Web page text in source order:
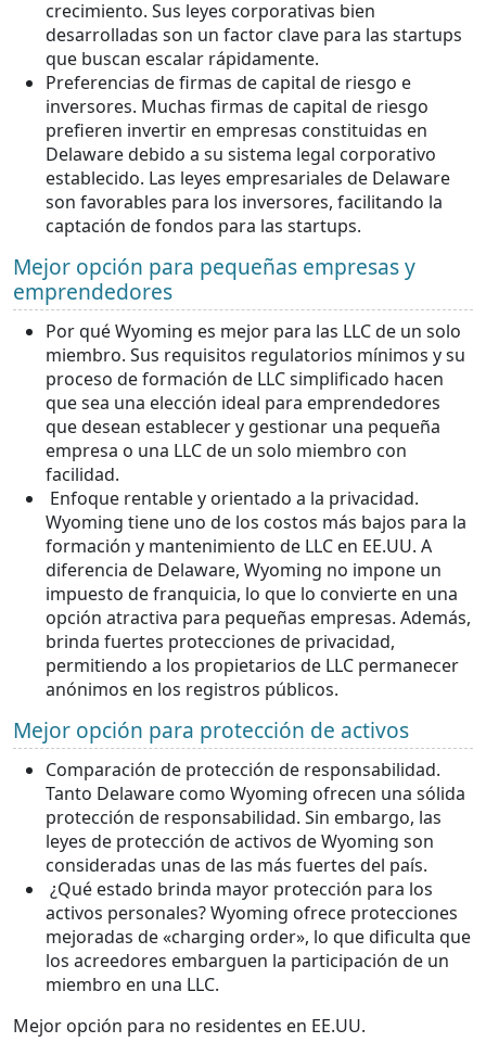
crecimiento. Sus leyes corporativas bien
desarrolladas son un factor clave para las startups
que buscan escalar rápidamente.
Preferencias de firmas de capital de riesgo e
inversores. Muchas firmas de capital de riesgo
prefieren invertir en empresas constituidas en
Delaware debido a su sistema legal corporativo
establecido. Las leyes empresariales de Delaware
son favorables para los inversores, facilitando la
captación de fondos para las startups.
Mejor opción para pequeñas empresas y
emprendedores
Por qué Wyoming es mejor para las LLC de un solo
miembro. Sus requisitos regulatorios mínimos y su
proceso de formación de LLC simplificado hacen
que sea una elección ideal para emprendedores
que desean establecer y gestionar una pequeña
empresa o una LLC de un solo miembro con
facilidad.
Enfoque rentable y orientado a la privacidad.
Wyoming tiene uno de los costos más bajos para la
formación y mantenimiento de LLC en EE.UU. A
diferencia de Delaware, Wyoming no impone un
impuesto de franquicia, lo que lo convierte en una
opción atractiva para pequeñas empresas. Además,
brinda fuertes protecciones de privacidad,
permitiendo a los propietarios de LLC permanecer
anónimos en los registros públicos.
Mejor opción para protección de activos
Comparación de protección de responsabilidad.
Tanto Delaware como Wyoming ofrecen una sólida
protección de responsabilidad. Sin embargo, las
leyes de protección de activos de Wyoming son
consideradas unas de las más fuertes del país.
¿Qué estado brinda mayor protección para los
activos personales? Wyoming ofrece protecciones
mejoradas de «charging order», lo que dificulta que
los acreedores embarguen la participación de un
miembro en una LLC.
Mejor opción para no residentes en EE.UU.